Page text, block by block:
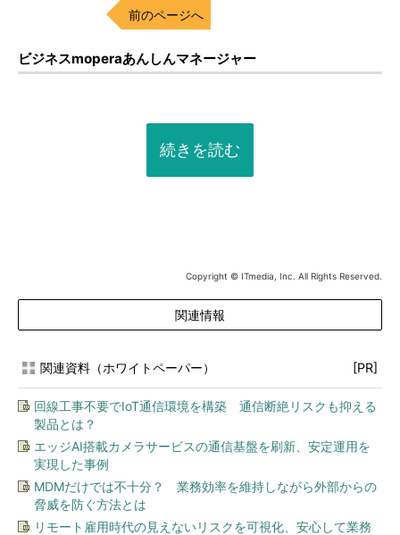
前のページへ
ビジネスmoperaあんしんマネージャー
続きを読む
Copyright © ITmedia, Inc. All Rights Reserved.
関連情報
関連資料（ホワイトペーパー） [PR]
回線工事不要でIoT通信環境を構築 通信断絶リスクも抑える
製品とは？
エッジAI搭載カメラサービスの通信基盤を刷新、安定運用を
実現した事例
MDMだけでは不十分？ 業務効率を維持しながら外部からの
脅威を防ぐ方法とは
リモート雇用時代の見えないリスクを可視化、安心して業務